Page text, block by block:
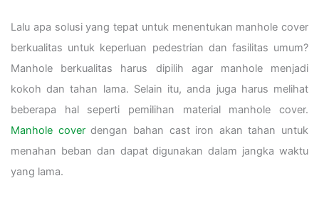
Lalu apa solusi yang tepat untuk menentukan manhole cover
berkualitas untuk keperluan pedestrian dan fasilitas umum?
Manhole berkualitas harus dipilih agar manhole menjadi
kokoh dan tahan lama. Selain itu, anda juga harus melihat
beberapa hal seperti pemilihan material manhole cover.
Manhole coverdengan bahan cast iron akan tahan untuk
menahan beban dan dapat digunakan dalam jangka waktu
yang lama.